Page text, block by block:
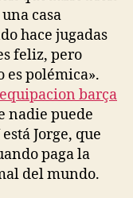
casa
hace jugadas
feliz, pero
es polémica».
barça
nadie puede
Jorge, que
paga la
del mundo.